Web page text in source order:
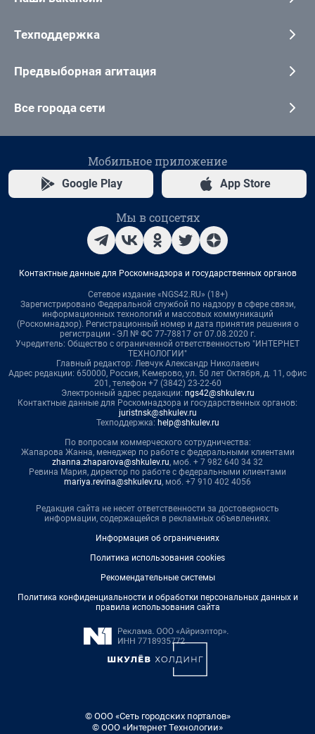
Техподдержка
Предвыборная агитация
Все города сети
Мобильное приложение
Google Play App Store
Мы в соцсетях
Контактные данные для Роскомнадзора и государственных органов
Сетевое издание «NGS42.RU» (18+)
Зарегистрировано Федеральной службой по надзору в сфере связи,
информационных технологий и массовых коммуникаций
(Роскомнадзор). Регистрационный номер и дата принятия решения о
регистрации - ЭЛ № ФС 77-78817 от 07.08.2020 г.
Учредитель: Общество с ограниченной ответственностью "ИНТЕРНЕТ
ТЕХНОЛОГИИ"
Главный редактор: Левчук Александр Николаевич
Адрес редакции: 650000, Россия, Кемерово, ул. 50 лет Октября, д. 11, офис
201, телефон +7 (3842) 23-22-60
Электронный адрес редакции: ngs42@shkulev.ru
Контактные данные для Роскомнадзора и государственных органов:
juristnsk@shkulev.ru
Техподдержка: help@shkulev.ru
По вопросам коммерческого сотрудничества:
Жапарова Жанна, менеджер по работе с федеральными клиентами
zhanna.zhaparova@shkulev.ru, моб. + 7 982 640 34 32
Ревина Мария, директор по работе с федеральными клиентами
mariya.revina@shkulev.ru, моб. +7 910 402 4056
Редакция сайта не несет ответственности за достоверность
информации, содержащейся в рекламных объявлениях.
Информация об ограничениях
Политика использования cookies
Рекомендательные системы
Политика конфиденциальности и обработки персональных данных и
правила использования сайта
© ООО «Сеть городских порталов»
© ООО «Интернет Технологии»